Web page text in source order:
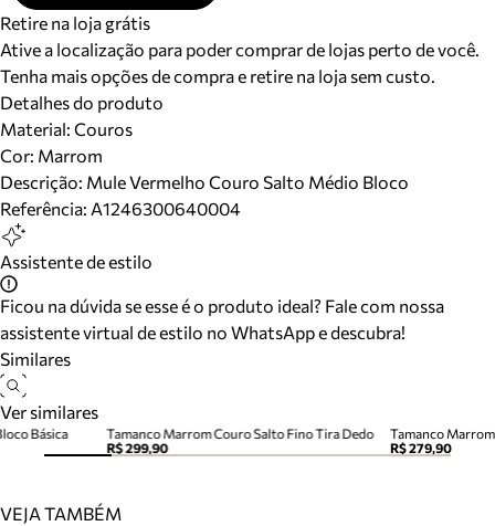
Retire na loja grátis
Ative a localização para poder comprar de lojas perto de você.
Tenha mais opções de compra e retire na loja sem custo.
Detalhes do produto
Material: Couros
Cor: Marrom
Descrição: Mule Vermelho Couro Salto Médio Bloco
Referência: A1246300640004
Assistente de estilo
Ficou na dúvida se esse é o produto ideal? Fale com nossa
assistente virtual de estilo no WhatsApp e descubra!
Similares
Ver similares
Tamanco Marrom Couro Salto Fino Tira Dedo
R$ 299,90
Tamanco
R$ 279,90
Básica
VEJA TAMBÉM